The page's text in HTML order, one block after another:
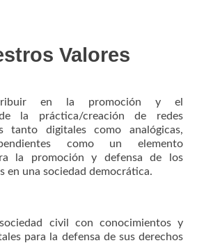
Valores
en la promoción y el
la práctica/creación de redes
tanto digitales como analógicas,
como un elemento
la promoción y defensa de los
en una sociedad democrática.
civil con conocimientos y
para la defensa de sus derechos